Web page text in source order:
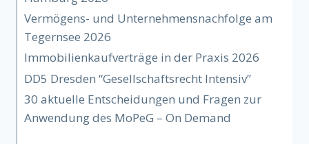
Vermögens- und Unternehmensnachfolge am
Tegernsee 2026
Immobilienkaufverträge in der Praxis 2026
DD5 Dresden “Gesellschaftsrecht Intensiv”
30 aktuelle Entscheidungen und Fragen zur
Anwendung des MoPeG – On Demand